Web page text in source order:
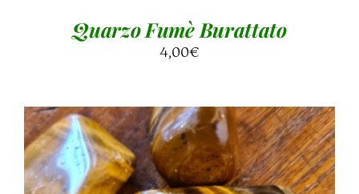
Quarzo Fumè Burattato
4,00€